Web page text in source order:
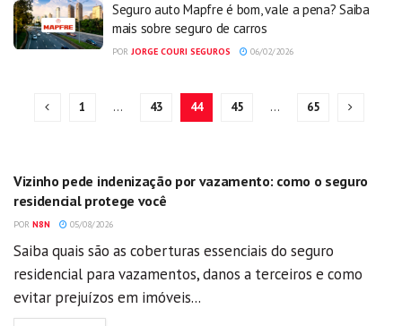
Seguro auto Mapfre é bom, vale a pena? Saiba
mais sobre seguro de carros
POR JORGE COURI SEGUROS 06/02/2026
1 … 43 44 45 … 65
Vizinho pede indenização por vazamento: como o seguro
residencial protege você
POR N8N 05/08/2026
Saiba quais são as coberturas essenciais do seguro
residencial para vazamentos, danos a terceiros e como
evitar prejuízos em imóveis...